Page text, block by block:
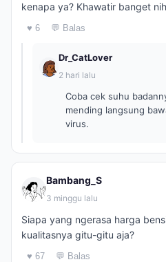
kenapa ya? Khawatir banget
♥ 6 💬 Balas
Dr_CatLover
2 hari lalu
Coba cek suhu
mending langsung
virus.
Bambang_S
3 minggu lalu
Siapa yang ngerasa harga
kualitasnya gitu-gitu aja?
♥ 67 💬 Balas